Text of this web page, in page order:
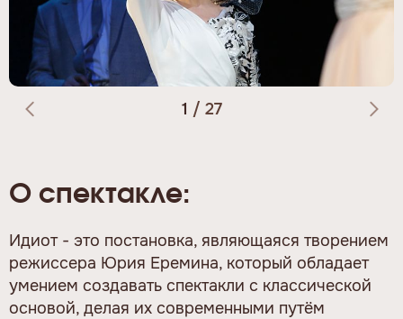
1 / 27
О спектакле:
Идиот - это постановка, являющаяся творением
режиссера Юрия Еремина, который обладает
умением создавать спектакли с классической
основой, делая их современными путём